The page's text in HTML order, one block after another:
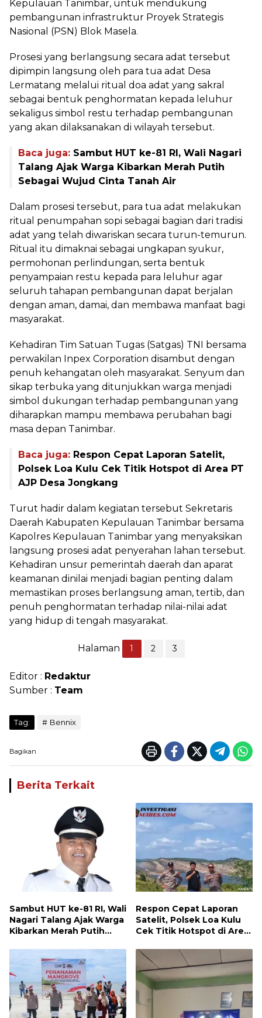
Kepulauan Tanimbar, untuk mendukung
pembangunan infrastruktur Proyek Strategis
Nasional (PSN) Blok Masela.
Prosesi yang berlangsung secara adat tersebut
dipimpin langsung oleh para tua adat Desa
Lermatang melalui ritual doa adat yang sakral
sebagai bentuk penghormatan kepada leluhur
sekaligus simbol restu terhadap pembangunan
yang akan dilaksanakan di wilayah tersebut.
Baca juga: Sambut HUT ke-81 RI, Wali Nagari
Talang Ajak Warga Kibarkan Merah Putih
Sebagai Wujud Cinta Tanah Air
Dalam prosesi tersebut, para tua adat melakukan
ritual penumpahan sopi sebagai bagian dari tradisi
adat yang telah diwariskan secara turun-temurun.
Ritual itu dimaknai sebagai ungkapan syukur,
permohonan perlindungan, serta bentuk
penyampaian restu kepada para leluhur agar
seluruh tahapan pembangunan dapat berjalan
dengan aman, damai, dan membawa manfaat bagi
masyarakat.
Kehadiran Tim Satuan Tugas (Satgas) TNI bersama
perwakilan Inpex Corporation disambut dengan
penuh kehangatan oleh masyarakat. Senyum dan
sikap terbuka yang ditunjukkan warga menjadi
simbol dukungan terhadap pembangunan yang
diharapkan mampu membawa perubahan bagi
masa depan Tanimbar.
Baca juga: Respon Cepat Laporan Satelit,
Polsek Loa Kulu Cek Titik Hotspot di Area PT
AJP Desa Jongkang
Turut hadir dalam kegiatan tersebut Sekretaris
Daerah Kabupaten Kepulauan Tanimbar bersama
Kapolres Kepulauan Tanimbar yang menyaksikan
langsung prosesi adat penyerahan lahan tersebut.
Kehadiran unsur pemerintah daerah dan aparat
keamanan dinilai menjadi bagian penting dalam
memastikan proses berlangsung aman, tertib, dan
penuh penghormatan terhadap nilai-nilai adat
yang hidup di tengah masyarakat.
Halaman 1 2 3
Editor : Redaktur
Sumber : Team
Tag: Bennix
Bagikan
Berita Terkait
Sambut HUT ke-81 RI, Wali
Nagari Talang Ajak Warga
Kibarkan Merah Putih
Tanah Air
Respon Cepat Laporan
Satelit, Polsek Loa Kulu
Cek Titik Hotspot di Area